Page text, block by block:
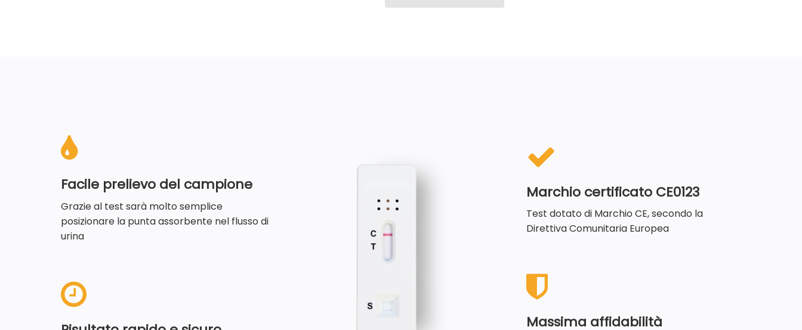
Facile prelievo del campione
Grazie al test sarà molto semplice
posizionare la punta assorbente nel flusso di
urina
Marchio certificato CE0123
Test dotato di Marchio CE, secondo la
Direttiva Comunitaria Europea
Massima affidabilità